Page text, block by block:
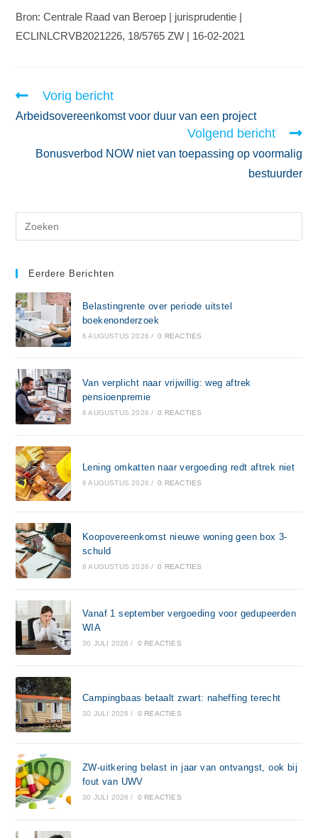
Bron: Centrale Raad van Beroep | jurisprudentie |
ECLINLCRVB2021226, 18/5765 ZW | 16-02-2021
Vorig bericht
Arbeidsovereenkomst voor duur van een project
Volgend bericht
Bonusverbod NOW niet van toepassing op voormalig
bestuurder
Eerdere Berichten
Belastingrente over periode uitstel
boekenonderzoek
6 AUGUSTUS 2026 / 0 REACTIES
Van verplicht naar vrijwillig: weg aftrek
pensioenpremie
6 AUGUSTUS 2026 / 0 REACTIES
Lening omkatten naar vergoeding redt aftrek niet
6 AUGUSTUS 2026 / 0 REACTIES
Koopovereenkomst nieuwe woning geen box 3-
schuld
6 AUGUSTUS 2026 / 0 REACTIES
Vanaf 1 september vergoeding voor gedupeerden
WIA
30 JULI 2026 / 0 REACTIES
Campingbaas betaalt zwart: naheffing terecht
30 JULI 2026 / 0 REACTIES
ZW-uitkering belast in jaar van ontvangst, ook bij
fout van UWV
30 JULI 2026 / 0 REACTIES